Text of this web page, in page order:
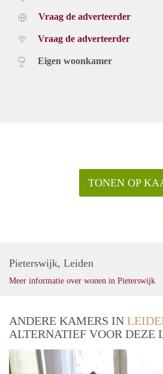
Vraag de adverteerder
Vraag de adverteerder
Eigen woonkamer
TONEN OP
Pieterswijk, Leiden
Meer informatie over wonen in Pieterswijk
ANDERE KAMERS IN
ALTERNATIEF VOOR DEZE